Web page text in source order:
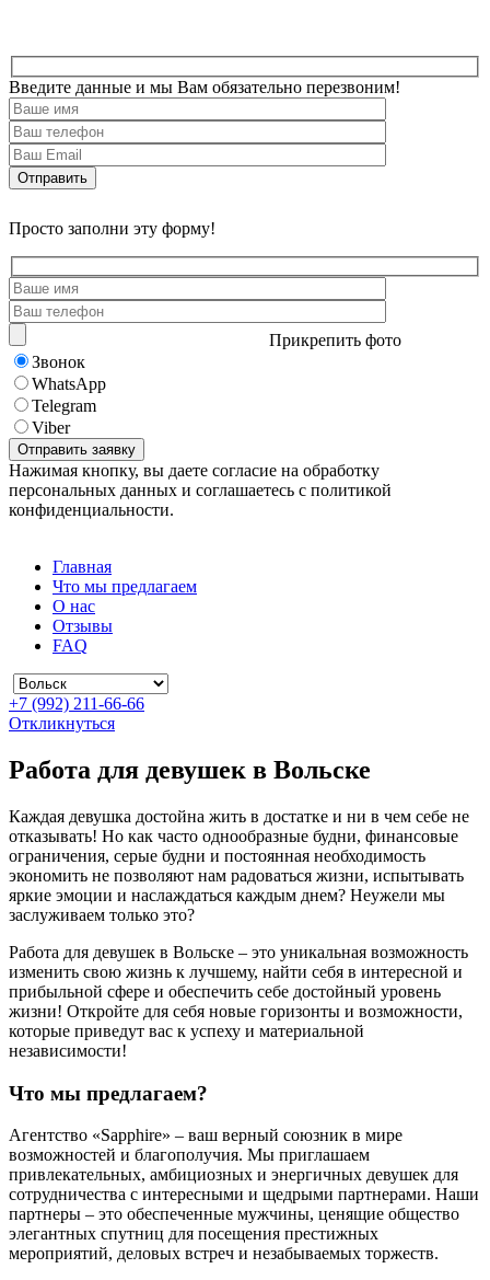
Введите данные и мы Вам обязательно перезвоним!
Просто заполни эту форму!
Прикрепить фото
Звонок
WhatsApp
Telegram
Viber
Нажимая кнопку, вы даете согласие на обработку
персональных данных и соглашаетесь с политикой
конфиденциальности.
Главная
Что мы предлагаем
О нас
Отзывы
FAQ
+7 (992) 211-66-66
Откликнуться
Работа для девушек в Вольске
Каждая девушка достойна жить в достатке и ни в чем себе не
отказывать! Но как часто однообразные будни, финансовые
ограничения, серые будни и постоянная необходимость
экономить не позволяют нам радоваться жизни, испытывать
яркие эмоции и наслаждаться каждым днем? Неужели мы
заслуживаем только это?
Работа для девушек в Вольске – это уникальная возможность
изменить свою жизнь к лучшему, найти себя в интересной и
прибыльной сфере и обеспечить себе достойный уровень
жизни! Откройте для себя новые горизонты и возможности,
которые приведут вас к успеху и материальной
независимости!
Что мы предлагаем?
Агентство «Sapphire» – ваш верный союзник в мире
возможностей и благополучия. Мы приглашаем
привлекательных, амбициозных и энергичных девушек для
сотрудничества с интересными и щедрыми партнерами. Наши
партнеры – это обеспеченные мужчины, ценящие общество
элегантных спутниц для посещения престижных
мероприятий, деловых встреч и незабываемых торжеств.